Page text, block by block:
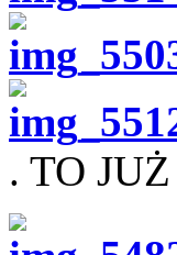
. TO